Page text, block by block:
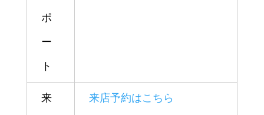
ポ
ー
ト
来 来店予約はこちら